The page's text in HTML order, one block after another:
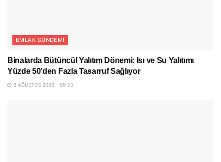
EMLAK GÜNDEMI
Binalarda Bütüncül Yalıtım Dönemi: Isı ve Su Yalıtımı
Yüzde 50’den Fazla Tasarruf Sağlıyor
6 AĞUSTOS 2026 - 09:53